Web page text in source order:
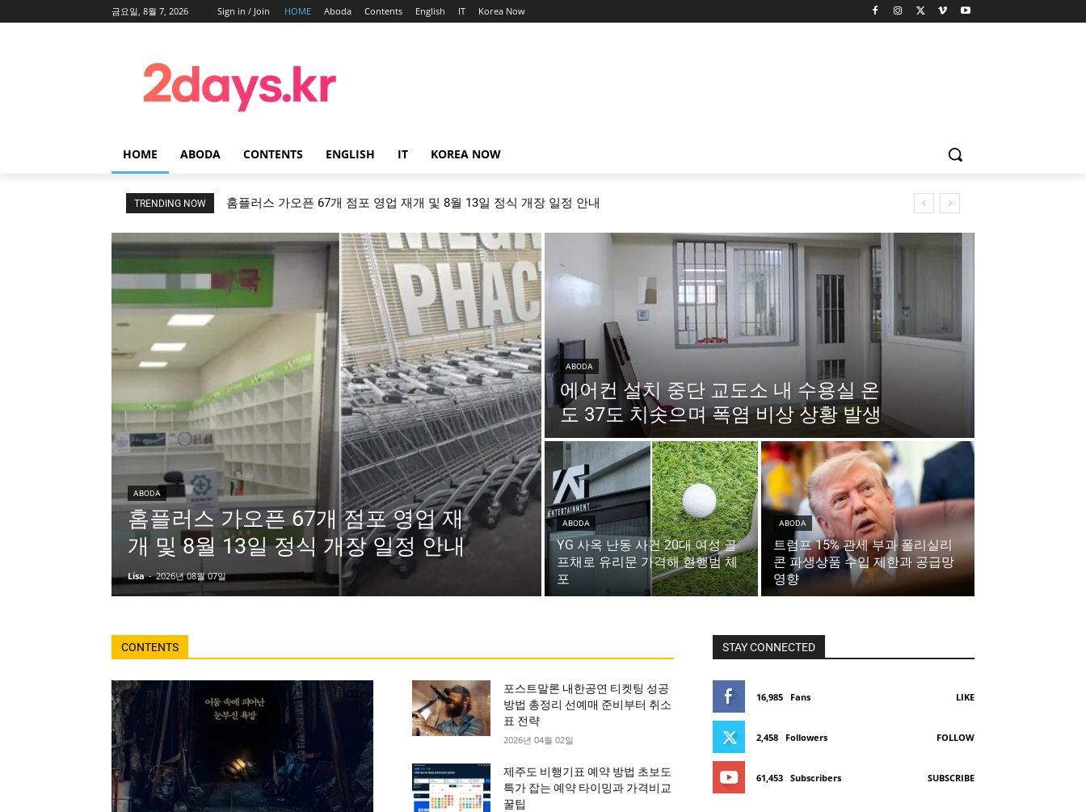
금요일, 8월 7, 2026 Sign in / Join HOME Aboda Contents English IT Korea Now
HOME ABODA CONTENTS ENGLISH IT KOREA NOW
TRENDING NOW 홈플러스 가오픈 67개 점포 영업 재개 및 8월 13일 정식 개장 일정 안내
ABODA
홈플러스 가오픈 67개 점포 영업 재
개 및 8월 13일 정식 개장 일정 안내
Lisa - 2026년 08월 07일
ABODA
에어컨 설치 중단 교도소 내 수용실 온
도 37도 치솟으며 폭염 비상 상황 발생
ABODA
YG 사옥 난동 사건 20대 여성 골
프채로 유리문 가격해 현행범 체
포
ABODA
트럼프 15% 관세 부과 폴리실리
콘 파생상품 수입 제한과 공급망
영향
CONTENTS
포스트말론 내한공연 티켓팅 성공
방법 총정리 선예매 준비부터 취소
표 전략
2026년 04월 02일
제주도 비행기표 예약 방법 초보도
특가 잡는 예약 타이밍과 가격비교
꿀팁
STAY CONNECTED
16,985 Fans LIKE
2,458 Followers FOLLOW
61,453 Subscribers SUBSCRIBE